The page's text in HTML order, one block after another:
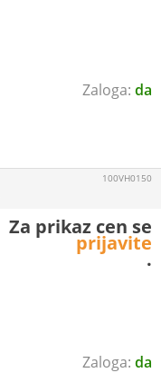
da
da
100VH0150
Za prikaz cen se
prijavite
.